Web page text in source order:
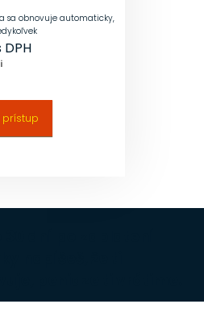
sa obnovuje automaticky,
prístup